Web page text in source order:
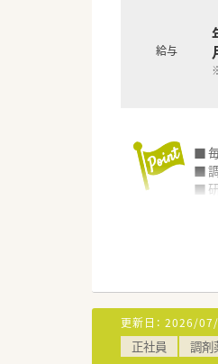
給与
■
■
■
■
■
■
■
い
■
更新日： 2026/
正社員 調剤